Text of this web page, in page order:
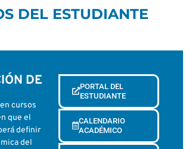
DEL ESTUDIANTE
DE
cursos
que el
definir
del
PORTAL DEL
ESTUDIANTE
CALENDARIO
ACADÉMICO